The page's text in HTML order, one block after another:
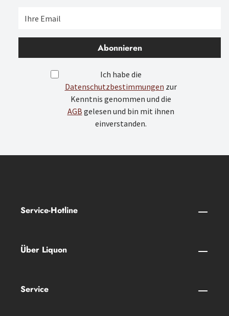
Abonnieren
Ich habe die
Datenschutzbestimmungen zur
Kenntnis genommen und die
AGB gelesen und bin mit ihnen
einverstanden.
Service-Hotline
Über Liquon
Service